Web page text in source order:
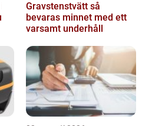
Gravstenstvätt så
bevaras minnet med ett
varsamt underhåll